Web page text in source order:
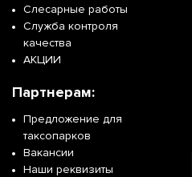
Слесарные работы
Служба контроля
качества
АКЦИИ
Партнерам:
Предложение для
таксопарков
Вакансии
Наши реквизиты